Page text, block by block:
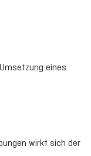
eines
wirkt sich der